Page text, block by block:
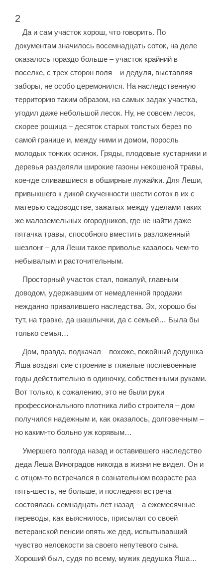
2
Да и сам участок хорош, что говорить. По
документам значилось восемнадцать соток, на деле
оказалось гораздо больше – участок крайний в
поселке, с трех сторон поля – и дедуля, выставляя
заборы, не особо церемонился. На наследственную
территорию таким образом, на самых задах участка,
угодил даже небольшой лесок. Ну, не совсем лесок,
скорее рощица – десяток старых толстых берез по
самой границе и, между ними и домом, поросль
молодых тонких осинок. Гряды, плодовые кустарники и
деревья разделяли широкие газоны некошеной травы,
кое-где сливавшиеся в обширные лужайки. Для Леши,
привыкшего к дикой скученности шести соток в их с
матерью садоводстве, зажатых между уделами таких
же малоземельных огородников, где не найти даже
пятачка травы, способного вместить разложенный
шезлонг – для Леши такое приволье казалось чем-то
небывалым и расточительным.
Просторный участок стал, пожалуй, главным
доводом, удержавшим от немедленной продажи
нежданно привалившего наследства. Эх, хорошо бы
тут, на травке, да шашлычки, да с семьей… Была бы
только семья…
Дом, правда, подкачал – похоже, покойный дедушка
Яша воздвиг сие строение в тяжелые послевоенные
годы действительно в одиночку, собственными руками.
Вот только, к сожалению, это не были руки
профессионального плотника либо строителя – дом
получился надежным и, как оказалось, долговечным –
но каким-то больно уж корявым…
Умершего полгода назад и оставившего наследство
деда Леша Виноградов никогда в жизни не видел. Он и
с отцом-то встречался в сознательном возрасте раз
пять-шесть, не больше, и последняя встреча
состоялась семнадцать лет назад – а ежемесячные
переводы, как выяснилось, присылал со своей
ветеранской пенсии опять же дед, испытывавший
чувство неловкости за своего непутевого сына.
Хороший был, судя по всему, мужик дедушка Яша…